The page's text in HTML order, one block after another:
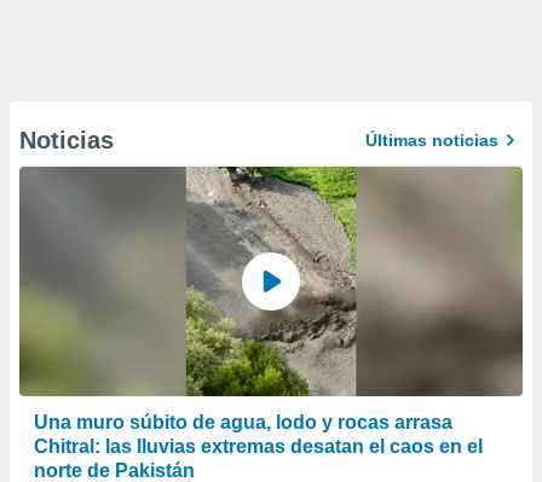
Noticias Últimas noticias
Una muro súbito de agua, lodo y rocas arrasa
Chitral: las lluvias extremas desatan el caos en el
norte de Pakistán